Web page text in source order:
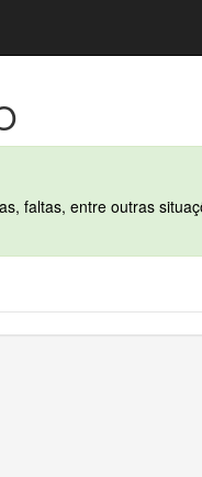
faltas, entre outras